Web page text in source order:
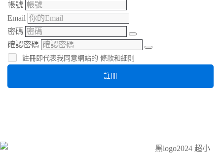
帳號
Email
密碼
確認密碼
註冊即代表我同意網站的 條款和細則
註冊